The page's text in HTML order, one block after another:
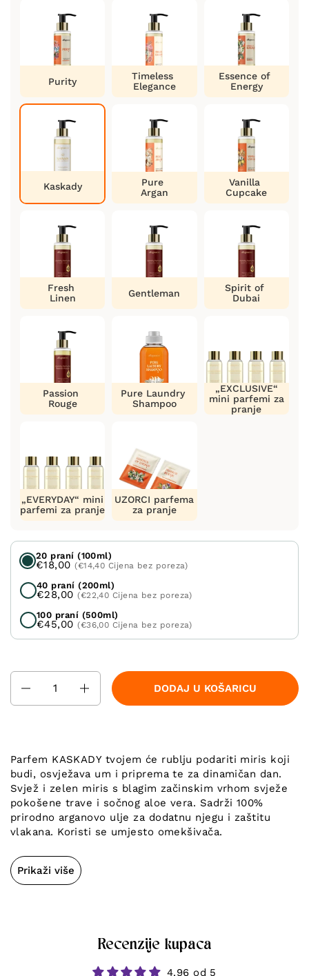
Purity
Timeless
Elegance
Essence of
Energy
Kaskady
Pure
Argan
Vanilla
Cupcake
Fresh
Linen
Gentleman
Spirit of
Dubai
Passion
Rouge
Pure Laundry
Shampoo
„EXCLUSIVE“
mini parfemi za
pranje
„EVERYDAY“ mini
parfemi za pranje
UZORCI parfema
za pranje
20 praní (100ml)
€18,00(€14,40 Cijena bez poreza)
40 praní (200ml)
€28,00(€22,40 Cijena bez poreza)
100 praní (500ml)
€45,00(€36,00 Cijena bez poreza)
DODAJ U KOŠARICU
Parfem KASKADY tvojem će rublju podariti miris koji
budi, osvježava um i priprema te za dinamičan dan.
Svjež i zelen miris s blagim začinskim vrhom svježe
pokošene trave i sočnog aloe vera. Sadrži 100%
prirodno arganovo ulje za dodatnu njegu i zaštitu
vlakana. Koristi se umjesto omekšivača.
Prikaži više
Recenzije kupaca
4.96 od 5